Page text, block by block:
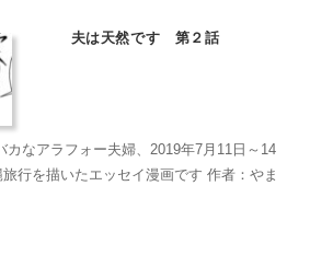
夫は天然です 第２話
カなアラフォー夫婦、2019年7月11日～14
行を描いたエッセイ漫画です 作者：やま